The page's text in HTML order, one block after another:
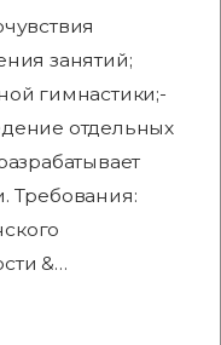
занятий;
гимнастики;-
отдельных
Требования:
&…